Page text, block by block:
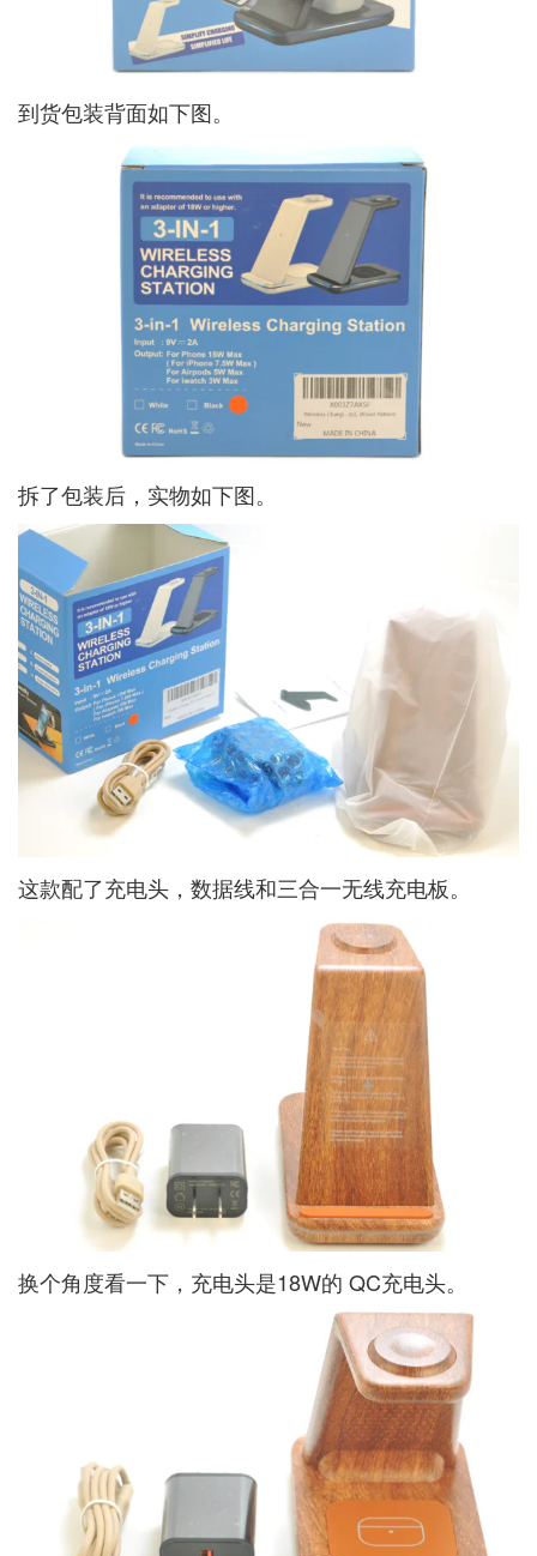
到货包装背面如下图。
拆了包装后，实物如下图。
这款配了充电头，数据线和三合一无线充电板。
换个角度看一下，充电头是18W的 QC充电头。